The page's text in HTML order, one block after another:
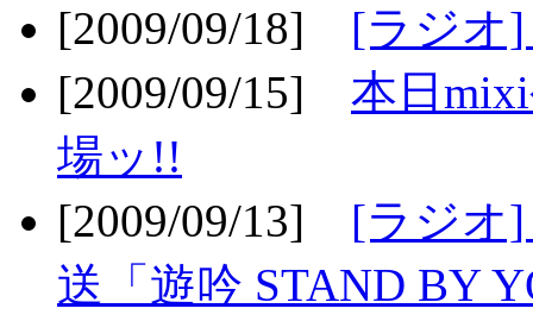
[2009/09/18] [ラジオ
[2009/09/15] 本日
場ッ!!
[2009/09/13] [ラジオ]
送「遊吟 STAND BY